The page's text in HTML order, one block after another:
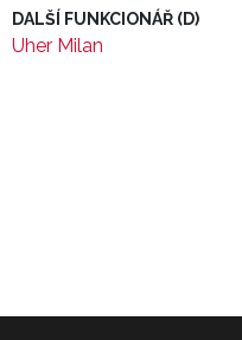
DALŠÍ FUNKCIONÁŘ (D)
Uher Milan